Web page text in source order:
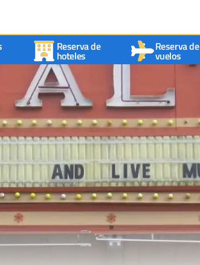
Reserva de
hoteles
Reserva de
vuelos